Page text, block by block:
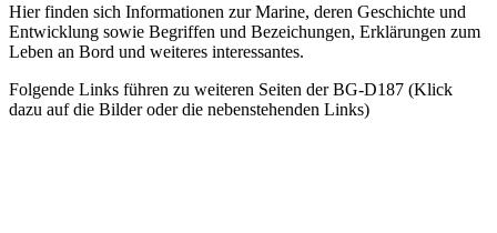
Hier finden sich Informationen zur Marine, deren Geschichte und
Entwicklung sowie Begriffen und Bezeichungen, Erklärungen zum
Leben an Bord und weiteres interessantes.
Folgende Links führen zu weiteren Seiten der BG-D187 (Klick
dazu auf die Bilder oder die nebenstehenden Links)